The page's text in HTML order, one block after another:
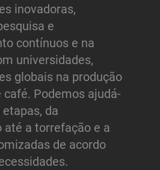
inovadoras,
e
contínuos e na
universidades,
globais na produção
Podemos ajudá-
da
a torrefação e a
de acordo